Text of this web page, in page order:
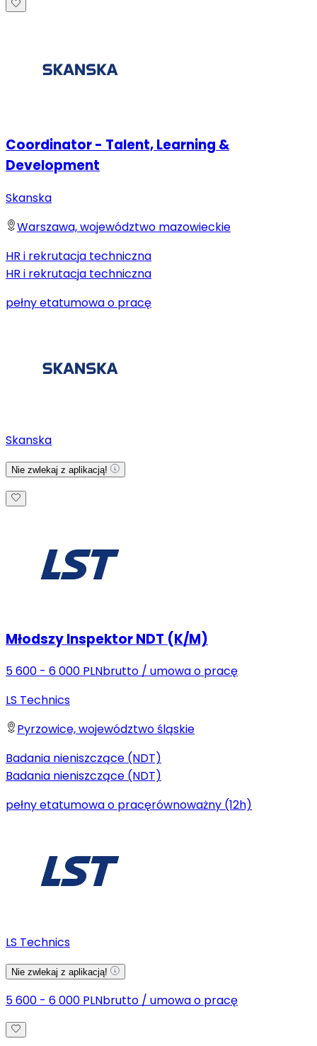
Coordinator - Talent, Learning &
Development
Skanska
Warszawa, województwo mazowieckie
HR i rekrutacja techniczna
HR i rekrutacja techniczna
pełny etatumowa o pracę
Skanska
Nie zwlekaj z aplikacją!
Młodszy Inspektor NDT (K/M)
5 600 - 6 000 PLNbrutto / umowa o pracę
LS Technics
Pyrzowice, województwo śląskie
Badania nieniszczące (NDT)
Badania nieniszczące (NDT)
pełny etatumowa o pracęrównoważny (12h)
LS Technics
Nie zwlekaj z aplikacją!
5 600 - 6 000 PLNbrutto / umowa o pracę